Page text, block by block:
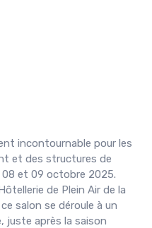
incontournable pour les
et des structures de
et 09 octobre 2025.
de Plein Air de la
salon se déroule à un
juste après la saison